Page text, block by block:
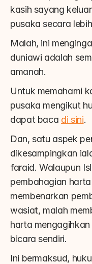
kasih sayang
pusaka secara
Malah, ini
duniawi adalah
amanah.
Untuk memahami
pusaka mengikut
dapat baca di sini.
Dan, satu aspek
dikesampingkan
faraid. Walaupun
pembahagian
membenarkan
wasiat, malah
harta
bicara sendiri.
Ini bermaksud,